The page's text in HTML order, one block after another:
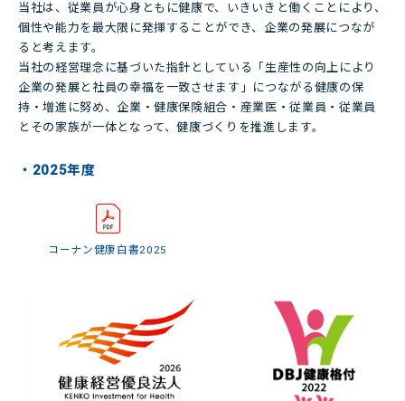
当社は、従業員が心身ともに健康で、いきいきと働くことにより、
個性や能力を最大限に発揮することができ、企業の発展につなが
ると考えます。
当社の経営理念に基づいた指針としている「生産性の向上により
企業の発展と社員の幸福を一致させます」につながる健康の保
持・増進に努め、企業・健康保険組合・産業医・従業員・従業員
とその家族が一体となって、健康づくりを推進します。
・2025年度
コーナン健康白書2025